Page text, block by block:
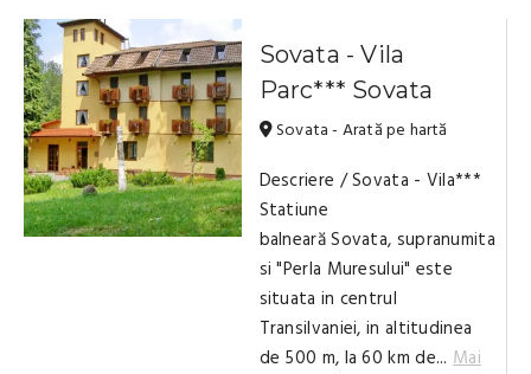
Sovata - Vila
Parc*** Sovata
Sovata - Arată pe hartă
Descriere / Sovata - Vila***
Statiune
balneară Sovata, supranumita
si "Perla Muresului" este
situata in centrul
Transilvaniei, in altitudinea
de 500 m, la 60 km de...Mai